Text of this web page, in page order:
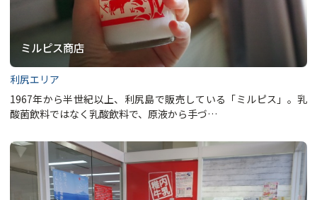
ミルピス商店
利尻エリア
1967年から半世紀以上、利尻島で販売している「ミルピス」。乳
酸菌飲料ではなく乳酸飲料で、原液から手づ…